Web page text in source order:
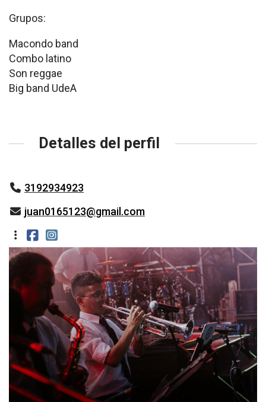
Grupos:
Macondo band
Combo latino
Son reggae
Big band UdeA
Detalles del perfil
3192934923
juan0165123@gmail.com